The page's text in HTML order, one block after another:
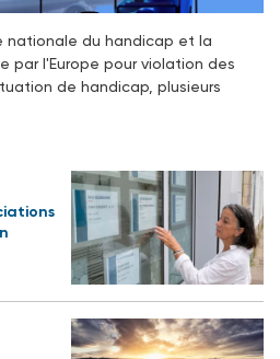
nationale du handicap et la
par l'Europe pour violation des
de handicap, plusieurs